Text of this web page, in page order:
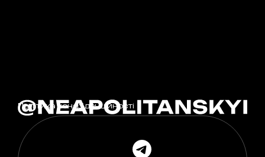
Політика конфіденційності